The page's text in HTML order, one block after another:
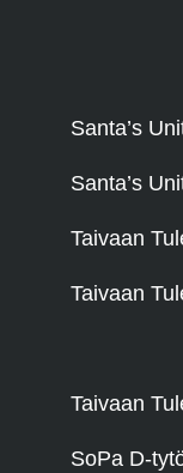
Santa’s
Santa’s
Taivaan
Taivaan
Taivaan
SoPa D-